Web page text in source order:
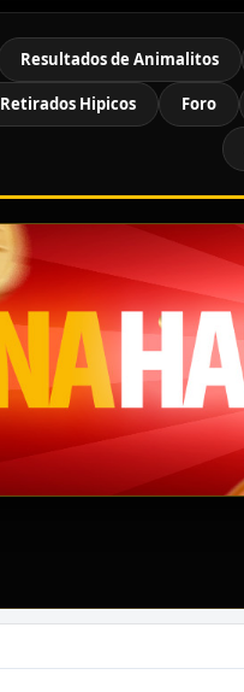
Resultados de Animalitos
Retirados Hipicos Foro